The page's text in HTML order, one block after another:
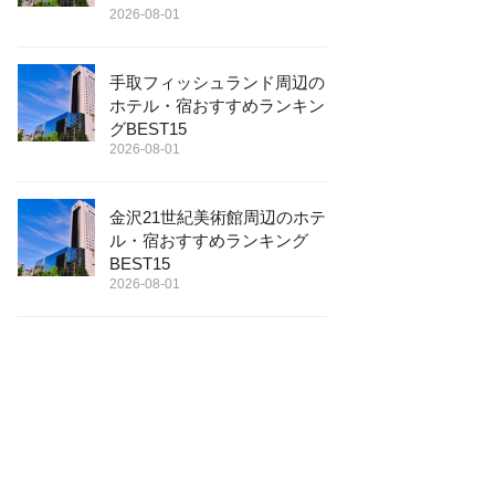
2026-08-01
手取フィッシュランド周辺の
ホテル・宿おすすめランキン
グBEST15
2026-08-01
金沢21世紀美術館周辺のホテ
ル・宿おすすめランキング
BEST15
2026-08-01